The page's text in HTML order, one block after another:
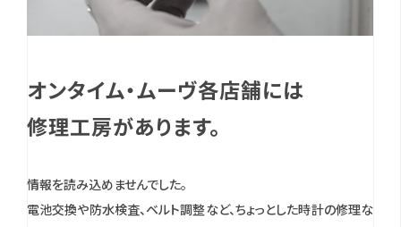
オンタイム・ムーヴ各店舗には
修理工房があります。
情報を読み込めませんでした。
電池交換や防水検査、ベルト調整など、ちょっとした時計の修理な